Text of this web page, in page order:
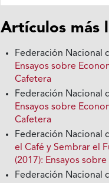
Artículos más
Federación Nacional
Ensayos sobre
Cafetera
Federación Nacional
Ensayos sobre
Cafetera
Federación Nacional
el Café y Sembrar el
(2017): Ensayos
Federación Nacional